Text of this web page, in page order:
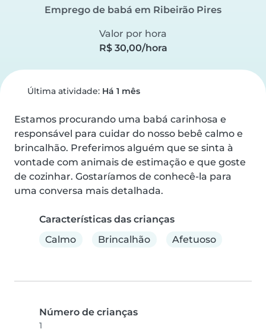
Emprego de babá em Ribeirão Pires
Valor por hora
R$ 30,00/hora
Última atividade: Há 1 mês
Estamos procurando uma babá carinhosa e
responsável para cuidar do nosso bebê calmo e
brincalhão. Preferimos alguém que se sinta à
vontade com animais de estimação e que goste
de cozinhar. Gostaríamos de conhecê-la para
uma conversa mais detalhada.
Características das crianças
Calmo
Brincalhão Afetuoso
Número de crianças
1